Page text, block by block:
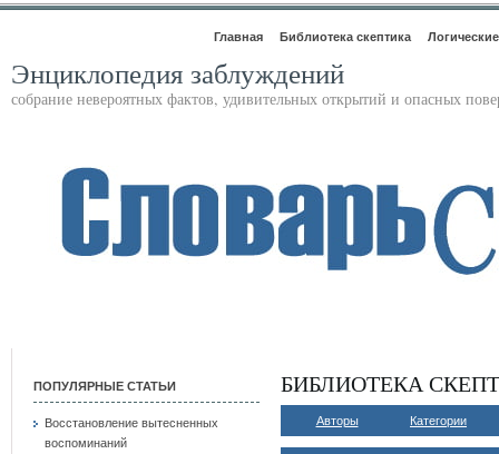
Главная Библиотека скептика
Энциклопедия заблуждений
собрание невероятных фактов, удивительных открытий и опасных
ПОПУЛЯРНЫЕ СТАТЬИ
Восстановление вытесненных
воспоминаний
БИБЛИОТЕКА
Авторы Категории